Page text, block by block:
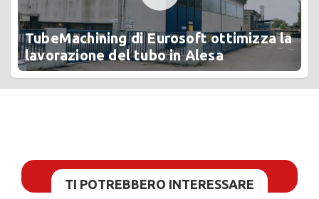
TubeMachining di Eurosoft ottimizza la
lavorazione del tubo in Alesa
TI POTREBBERO INTERESSARE